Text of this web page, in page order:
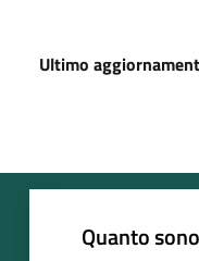
Ultimo
Quanto